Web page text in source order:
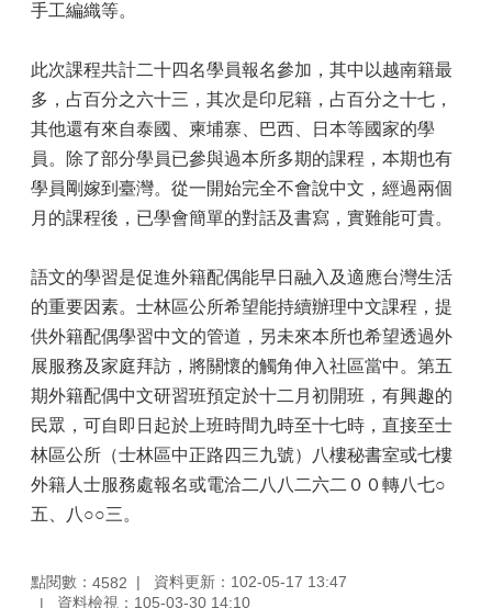
手工編織等。
此次課程共計二十四名學員報名參加，其中以越南籍最
多，占百分之六十三，其次是印尼籍，占百分之十七，
其他還有來自泰國、柬埔寨、巴西、日本等國家的學
員。除了部分學員已參與過本所多期的課程，本期也有
學員剛嫁到臺灣。從一開始完全不會說中文，經過兩個
月的課程後，已學會簡單的對話及書寫，實難能可貴。
語文的學習是促進外籍配偶能早日融入及適應台灣生活
的重要因素。士林區公所希望能持續辦理中文課程，提
供外籍配偶學習中文的管道，另未來本所也希望透過外
展服務及家庭拜訪，將關懷的觸角伸入社區當中。第五
期外籍配偶中文研習班預定於十二月初開班，有興趣的
民眾，可自即日起於上班時間九時至十七時，直接至士
林區公所（士林區中正路四三九號）八樓秘書室或七樓
外籍人士服務處報名或電洽二八八二六二００轉八七○
五、八○○三。
點閱數： 4582
資料更新：102-05-17 13:47
資料檢視：105-03-30 14:10